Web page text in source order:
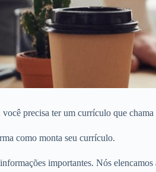
precisa ter um currículo que
como monta seu currículo.
importantes. Nós